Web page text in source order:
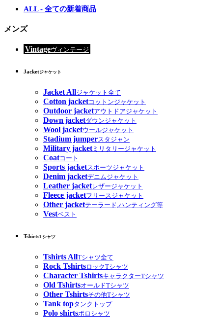
ALL - 全ての新着商品
メンズ
Vintageヴィンテージ
Jacketジャケット
Jacket Allジャケット全て
Cotton jacketコットンジャケット
Outdoor jacketアウトドアジャケット
Down jacketダウンジャケット
Wool jacketウールジャケット
Stadium jumperスタジャン
Military jacketミリタリージャケット
Coatコート
Sports jacketスポーツジャケット
Denim jacketデニムジャケット
Leather jacketレザージャケット
Fleece jacketフリースジャケット
Other jacketテーラード,ハンティング等
Vestベスト
TshirtsTシャツ
Tshirts AllTシャツ全て
Rock TshirtsロックTシャツ
Character TshirtsキャラクターTシャツ
Old TshirtsオールドTシャツ
Other Tshirtsその他Tシャツ
Tank topタンクトップ
Polo shirtsポロシャツ